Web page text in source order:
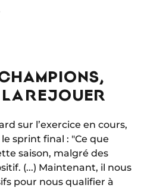
REJOUER
sur l’exercice en cours,
sprint final : "Ce que
saison, malgré des
(...) Maintenant, il nous
pour nous qualifier à